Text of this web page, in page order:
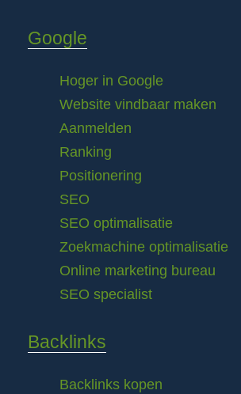
Google
Hoger in Google
Website vindbaar maken
Aanmelden
Ranking
Positionering
SEO
SEO optimalisatie
Zoekmachine optimalisatie
Online marketing bureau
SEO specialist
Backlinks
Backlinks kopen